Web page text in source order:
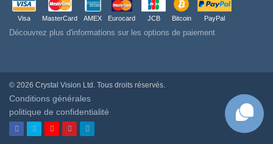
Visa MasterCard AMEX Eurocard JCB Bitcoin PayPal
Découvrez plus d'informations sur les options de paiement
© 2026 Crystal Vision Ltd. Tous droits réservés.
Conditions générales
politique de confidentialité